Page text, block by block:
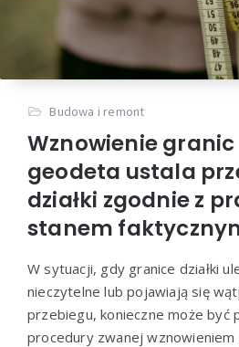
Budowa i remont
Wznowienie
geodeta ustala
działki zgodnie z
stanem
W sytuacji, gdy granice działki
nieczytelne lub pojawiają się
przebiegu, konieczne może być
procedury zwanej wznowieniem